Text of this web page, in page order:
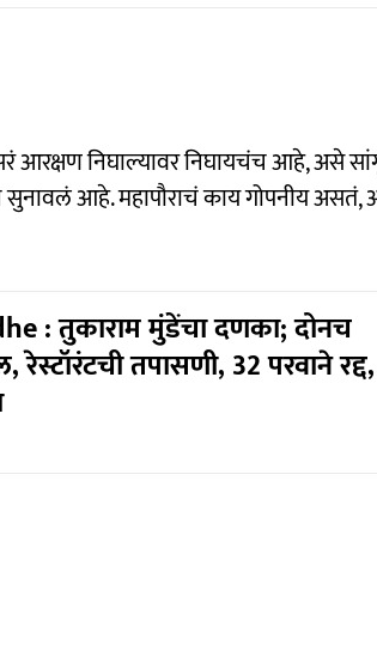
आरक्षण निघाल्यावर निघायचंच आहे, असे
सुनावलं आहे. महापौराचं काय गोपनीय असतं,
: तुकाराम मुंडेंचा दणका; दोनच
रेस्टॉरंटची तपासणी, 32 परवाने रद्द,